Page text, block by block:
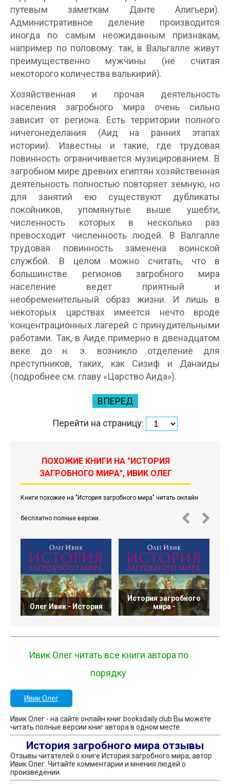
путевым заметкам Данте Алигьери).
Административное деление производится
иногда по самым неожиданным признакам,
например по половому: так, в Вальгалле живут
преимущественно мужчины (не считая
некоторого количества валькирий).
Хозяйственная и прочая деятельность
населения загробного мира очень сильно
зависит от региона. Есть территории полного
ничегонеделания (Аид на ранних этапах
истории). Известны и такие, где трудовая
повинность ограничивается музицированием. В
загробном мире древних египтян хозяйственная
деятельность полностью повторяет земную, но
для занятий ею существуют дубликаты
покойников, упомянутые выше ушебти,
численность которых в несколько раз
превосходит численность людей. В Валгалле
трудовая повинность заменена воинской
службой. В целом можно считать, что в
большинстве регионов загробного мира
население ведет приятный и
необременительный образ жизни. И лишь в
некоторых царствах имеется нечто вроде
концентрационных лагерей с принудительными
работами. Так, в Аиде примерно в двенадцатом
веке до н. э. возникло отделение для
преступников, таких, как Сизиф и Данаиды
(подробнее см. главу «Царство Аида»).
ВПЕРЕД
Перейти на страницу:
ПОХОЖИЕ КНИГИ НА "ИСТОРИЯ
ЗАГРОБНОГО МИРА", ИВИК ОЛЕГ
Книги похожие на "История загробного мира" читать онлайн
бесплатно полные версии.
Олег Ивик - История
История загробного
мира -
Ивик Олег читать все книги автора по
порядку
Ивик Олег
Ивик Олег - на сайте онлайн книг booksdaily.club Вы можете
читать полные версии книг автора в одном месте.
История загробного мира отзывы
Отзывы читателей о книге История загробного мира, автор:
Ивик Олег. Читайте комментарии и мнения людей о
произведении.